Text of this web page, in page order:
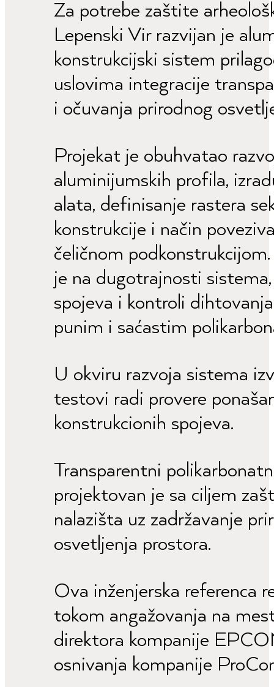
Za potrebe zaštite
Lepenski Vir razvijan je
konstrukcijski sistem
uslovima integracije
i očuvanja prirodnog
Projekat je obuhvatao
aluminijumskih profila,
alata, definisanje rastera
konstrukcije i način
čeličnom
je na dugotrajnosti
spojeva i kontroli
punim i saćastim
U okviru razvoja sistema
testovi radi provere
konstrukcionih spojeva.
Transparentni
projektovan je sa ciljem
nalazišta uz zadržavanje
osvetljenja prostora.
Ova inženjerska referenca
tokom angažovanja na
direktora kompanije
osnivanja kompanije